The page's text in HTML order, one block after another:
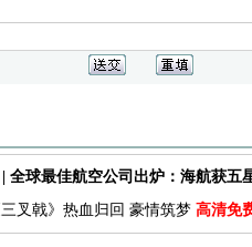
| 全球最佳航空公司出炉：海航获五
叉戟》热血归回 豪情筑梦 高清免